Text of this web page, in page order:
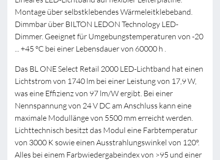
Montage über selbstklebendes Wärmeleitklebeband.
Dimmbar über BILTON LEDON Technology LED-
Dimmer. Geeignet für Umgebungstemperaturen von -20
... +45 °C bei einer Lebensdauer von 60000 h .
Das BL ONE Select Retail 2000 LED-Lichtband hat einen
Lichtstrom von 1740 lm bei einer Leistung von 17,9 W,
was eine Effizienz von 97 lm/W ergibt. Bei einer
Nennspannung von 24 V DC am Anschluss kann eine
maximale Modullänge von 5500 mm erreicht werden.
Lichttechnisch besitzt das Modul eine Farbtemperatur
von 3000 K sowie einen Ausstrahlungswinkel von 120°.
Alles bei einem Farbwiedergabeindex von >95 und einer